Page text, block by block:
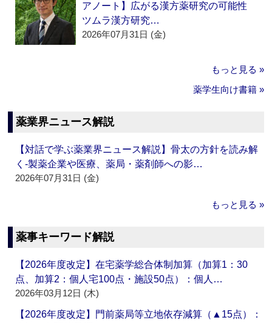
アノート】広がる漢方薬研究の可能性
ツムラ漢方研究…
2026年07月31日 (金)
もっと見る »
薬学生向け書籍 »
薬業界ニュース解説
【対話で学ぶ薬業界ニュース解説】骨太の方針を読み解
く‐製薬企業や医療、薬局・薬剤師への影…
2026年07月31日 (金)
もっと見る »
薬事キーワード解説
【2026年度改定】在宅薬学総合体制加算（加算1：30
点、加算2：個人宅100点・施設50点）：個人…
2026年03月12日 (木)
【2026年度改定】門前薬局等立地依存減算（▲15点）：